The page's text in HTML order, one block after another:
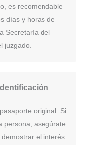
es recomendable
días y horas de
Secretaría del
juzgado.
original. Si
persona, asegúrate
el interés